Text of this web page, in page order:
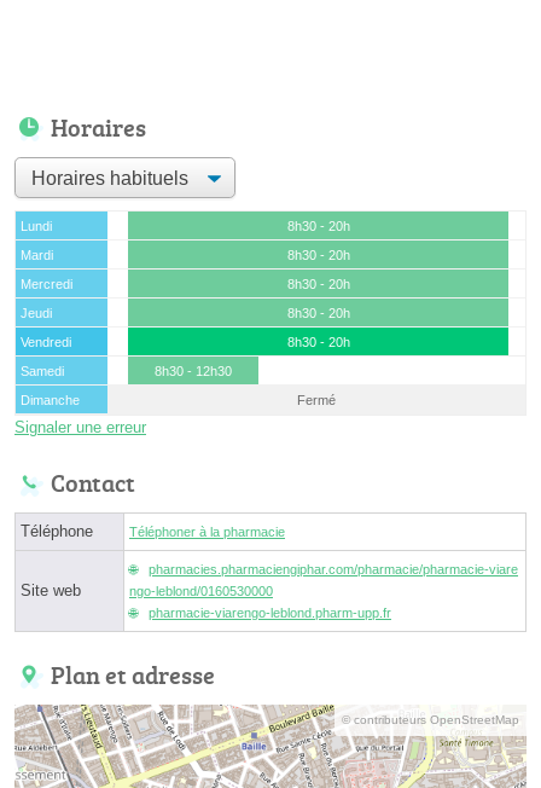
Horaires
Lundi
8h30 - 20h
Mardi
8h30 - 20h
Mercredi
8h30 - 20h
Jeudi
8h30 - 20h
Vendredi
8h30 - 20h
Samedi
8h30 - 12h30
Dimanche
Fermé
Signaler une erreur
Contact
Téléphone Téléphoner à la pharmacie
Site web
pharmacies.pharmaciengiphar.com/pharmacie/pharmacie-viare
ngo-leblond/0160530000
pharmacie-viarengo-leblond.pharm-upp.fr
Plan et adresse
© contributeurs OpenStreetMap